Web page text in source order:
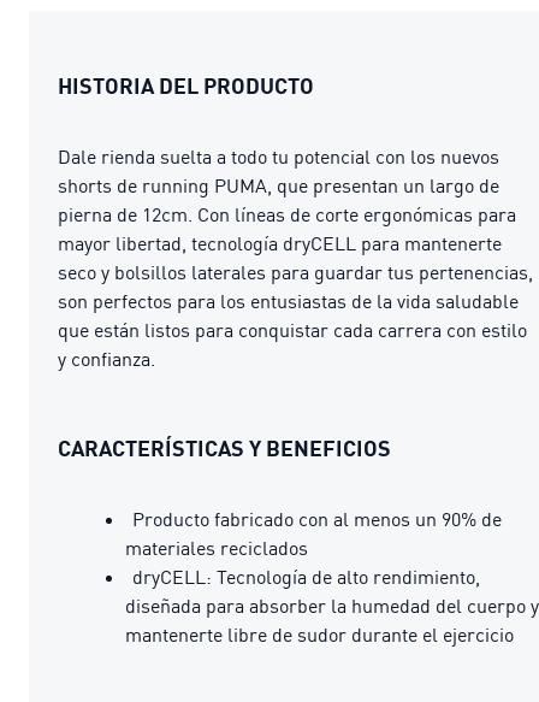
HISTORIA DEL PRODUCTO
Dale rienda suelta a todo tu potencial con los nuevos
shorts de running PUMA, que presentan un largo de
pierna de 12cm. Con líneas de corte ergonómicas para
mayor libertad, tecnología dryCELL para mantenerte
seco y bolsillos laterales para guardar tus pertenencias,
son perfectos para los entusiastas de la vida saludable
que están listos para conquistar cada carrera con estilo
y confianza.
CARACTERÍSTICAS Y BENEFICIOS
Producto fabricado con al menos un 90% de
materiales reciclados
dryCELL: Tecnología de alto rendimiento,
diseñada para absorber la humedad del cuerpo y
mantenerte libre de sudor durante el ejercicio